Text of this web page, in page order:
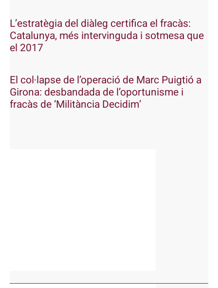
L’estratègia del diàleg certifica el fracàs:
Catalunya, més intervinguda i sotmesa que
el 2017
El col·lapse de l’operació de Marc Puigtió a
Girona: desbandada de l’oportunisme i
fracàs de ‘Militància Decidim’